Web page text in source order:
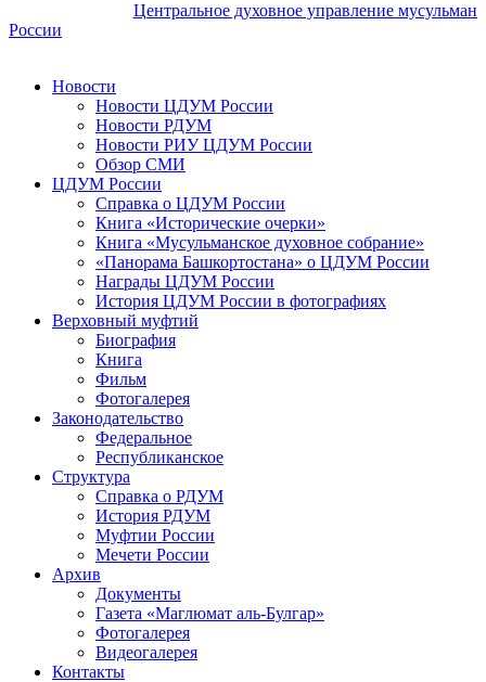
Центральное духовное управление мусульман
России
Новости
Новости ЦДУМ России
Новости РДУМ
Новости РИУ ЦДУМ России
Обзор СМИ
ЦДУМ России
Справка о ЦДУМ России
Книга «Исторические очерки»
Книга «Мусульманское духовное собрание»
«Панорама Башкортостана» о ЦДУМ России
Награды ЦДУМ России
История ЦДУМ России в фотографиях
Верховный муфтий
Биография
Книга
Фильм
Фотогалерея
Законодательство
Федеральное
Республиканское
Структура
Справка о РДУМ
История РДУМ
Муфтии России
Мечети России
Архив
Документы
Газета «Маглюмат аль-Булгар»
Фотогалерея
Видеогалерея
Контакты